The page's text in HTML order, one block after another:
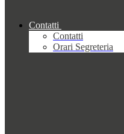
Contatti
Contatti
Orari Segreteria